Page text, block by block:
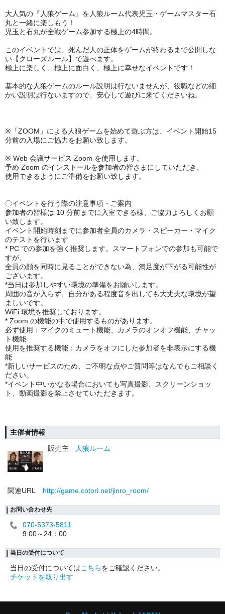
大人気の『人狼ゲーム』を人狼ルーム代表児玉・ゲームマスター石
丸と一緒に楽しもう！
児玉と石丸が全戦ゲーム参加する極上の4時間。
このイベントでは、死んだ人の正体をゲームが終わるまで公開しな
い【クローズルール】で遊べます。
極上に楽しく、極上に面白く、極上に幸せなイベントです！
基本的な人狼ゲームのルール説明は行ないませんが、役職などの細
かい説明は行ないますので、安心して遊びに来てくださいね。
※「ZOOM」による人狼ゲームを始めて遊ぶ方は、イベント開始15
分前の入場にご協力をお願い致します。
※ Web 会議サービス Zoom を使用します。
予め Zoom のインストールを参加者の皆さまにしていただき、
使用できるようにご準備をお願い致します。
〇イベントを行う際の注意事項・ご案内
参加者の皆様は 10 分前までに入室できる様、ご協力よろしくお願
い致します。
イベント開始時刻までに参加者全員のカメラ・スピーカー・マイク
のテストを行います
* PC での参加を強く推奨します。スマートフォンでの参加も可能で
すが、
全員の顔を同時に見ることができない為、満足度が下がる可能性が
ございます。
*当日は参加しやすい環境の準備をお願いします。
周囲の音が入らず、自分がある程度音を出しても大丈夫な環境が望
ましいです。
WiFi 環境を推奨しております。
* Zoom の機能の中で使用するものがあります。
必ず使用：マイクのミュート機能、カメラのオンオフ機能、チャッ
ト機能
使用を推奨する機能：カメラをオフにした参加者を非表示にする機
能
*新しいサービスのため、ご不明な点やご質問等はなんでもご相談く
ださい。
*イベント中いかなる場合においても写真撮影、スクリーンショッ
ト、動画撮影を禁止させていただきます。
主催者情報
販売主
人狼ルーム
関連URL http://game.cotori.net/jinro_room/
お問い合わせ先
070-5373-5811
9:00～24：00
当日の受付について
当日の受付についてはこちらをご確認ください。
チケットを取り出す